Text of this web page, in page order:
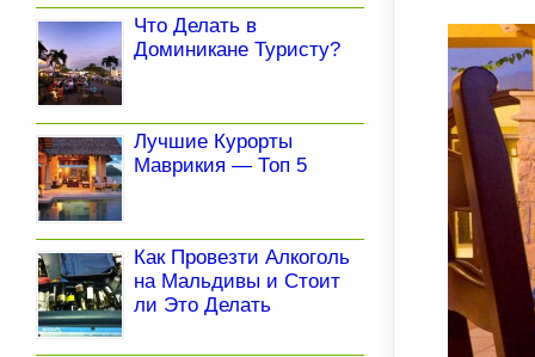
Что Делать в
Доминикане Туристу?
Лучшие Курорты
Маврикия — Топ 5
Как Провезти Алкоголь
на Мальдивы и Стоит
ли Это Делать